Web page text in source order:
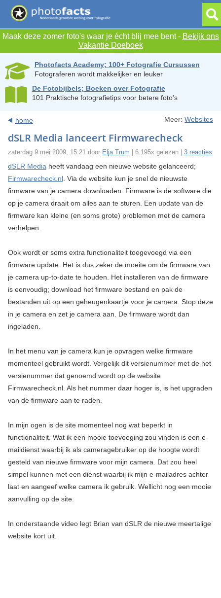
Maak deze zomer foto's waar je écht blij mee bent - Bekijk ons
Vakantie Doeboek
Photofacts Academy; 100+ Fotografie Cursussen
Fotograferen wordt makkelijker en leuker
De Fotobijbels; Boeken over Fotografie
101 Praktische fotografietips voor betere foto's
home Meer:Websites
dSLR Media lanceert Firmwarecheck
zaterdag 9 mei 2009, 15:21 door Elja Trum | 6.195x gelezen | 3 reacties
dSLR Mediaheeft vandaag een nieuwe website gelanceerd;
Firmwarecheck.nl. Via de website kun je snel de nieuwste
firmware van je camera downloaden. Firmware is de software die
op je camera draait om alles aan te sturen. Een update van de
firmware kan kleine (en soms grote) problemen met de camera
verhelpen.
Ook wordt er soms extra functionaliteit toegevoegd via een
firmware update. Het is dus zeker de moeite om de firmware van
je camera up-to-date te houden. Het installeren van de firmware
is eenvoudig; download het firmware bestand en pak de
bestanden uit op een geheugenkaartje voor je camera. Stop deze
in je camera en zet je camera aan. De firmware wordt dan
ingeladen.
In het menu van je camera kun je opvragen welke firmware
momenteel gebruikt wordt. Vergelijk dit versienummer met de het
versienummer dat genoemd wordt op de website
Firmwarecheck.nl. Als het nummer daar hoger is, is het upgraden
van de firmware aan te raden.
In mijn ogen is de site momenteel nog wat beperkt in
functionaliteit. Wat ik een mooie toevoeging zou vinden is een e-
maildienst waarbij ik als cameragebruiker op de hoogte wordt
gesteld van nieuwe firmware voor mijn camera. Dat zou heel
simpel kunnen met een dienst waarbij ik mijn e-mailadres achter
laat en aangeef welke camera ik gebruik. Wellicht nog een mooie
aanvulling op de site.
In onderstaande video legt Brian van dSLR de nieuwe meertalige
website kort uit.